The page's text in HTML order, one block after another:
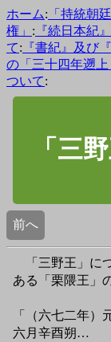
ホーム: 「持統朝
権」 : 『続日本紀
て: 『書紀』及び
の「三十四年遡上
ついて:
「三
前へ
「三野王」に
ある「栗隈王」
「（六七二年）
六月辛酉朔…